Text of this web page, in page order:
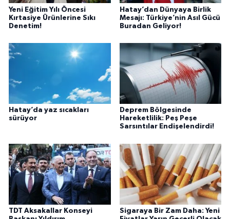
Yeni Eğitim Yılı Öncesi
Kırtasiye Ürünlerine Sıkı
Denetim!
Hatay’dan Dünyaya Birlik
Mesajı: Türkiye’nin Asıl Gücü
Buradan Geliyor!
Hatay’da yaz sıcakları
sürüyor
Deprem Bölgesinde
Hareketlilik: Peş Peşe
Sarsıntılar Endişelendirdi!
TDT Aksakallar Konseyi
Sigaraya Bir Zam Daha: Yeni